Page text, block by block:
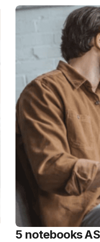
5 notebooks